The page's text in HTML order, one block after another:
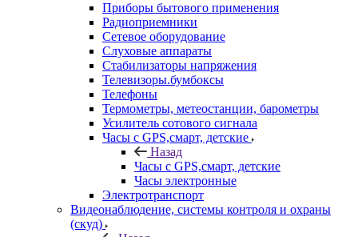
Приборы бытового применения
Радиоприемники
Сетевое оборудование
Слуховые аппараты
Стабилизаторы напряжения
Телевизоры.бумбоксы
Телефоны
Термометры, метеостанции, барометры
Усилитель сотового сигнала
Часы с GPS,смарт, детские
Назад
Часы с GPS,смарт, детские
Часы электронные
Электротранспорт
Видеонаблюдение, системы контроля и охраны
(скуд)